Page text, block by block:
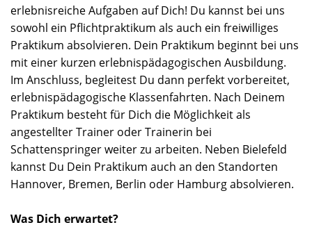
erlebnisreiche Aufgaben auf Dich! Du kannst bei uns
sowohl ein Pflichtpraktikum als auch ein freiwilliges
Praktikum absolvieren. Dein Praktikum beginnt bei uns
mit einer kurzen erlebnispädagogischen Ausbildung.
Im Anschluss, begleitest Du dann perfekt vorbereitet,
erlebnispädagogische Klassenfahrten. Nach Deinem
Praktikum besteht für Dich die Möglichkeit als
angestellter Trainer oder Trainerin bei
Schattenspringer weiter zu arbeiten. Neben Bielefeld
kannst Du Dein Praktikum auch an den Standorten
Hannover, Bremen, Berlin oder Hamburg absolvieren.
Was Dich erwartet?